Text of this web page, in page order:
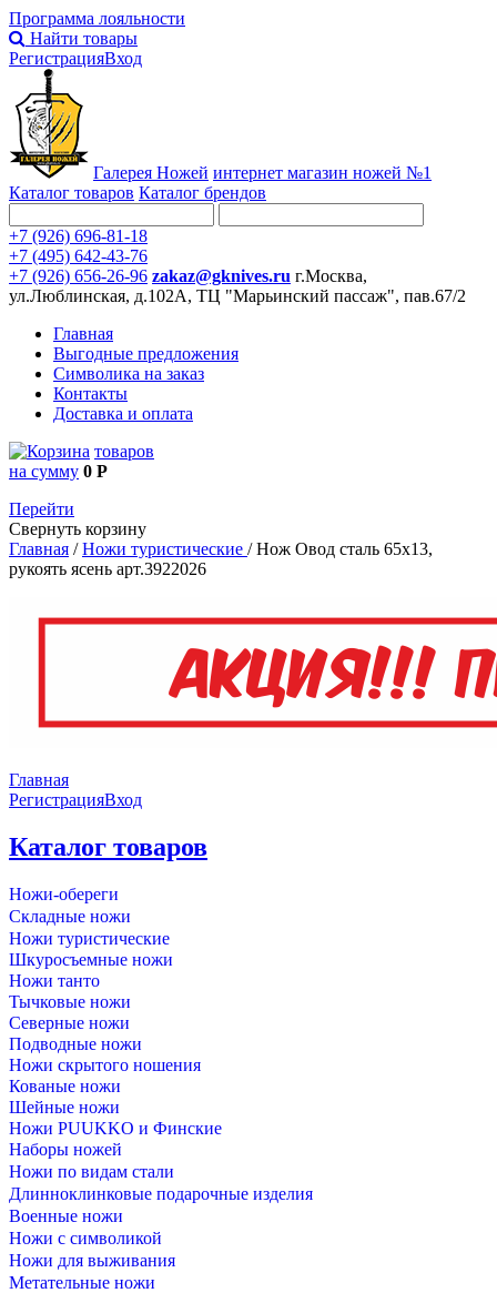
Программа лояльности
Найти товары
РегистрацияВход
Галерея Ножей интернет магазин ножей №1
Каталог товаров Каталог брендов
+7 (926) 696-81-18
+7 (495) 642-43-76
+7 (926) 656-26-96 zakaz@gknives.ru г.Москва,
ул.Люблинская, д.102А, ТЦ "Марьинский пассаж", пав.67/2
Главная
Выгодные предложения
Символика на заказ
Контакты
Доставка и оплата
товаров
на сумму 0 Р
Перейти
Свернуть корзину
Главная /Ножи туристические /Нож Овод сталь 65х13,
рукоять ясень арт.3922026
Главная
РегистрацияВход
Каталог товаров
Ножи-обереги
Складные ножи
Ножи туристические
Шкуросъемные ножи
Ножи танто
Тычковые ножи
Северные ножи
Подводные ножи
Ножи скрытого ношения
Кованые ножи
Шейные ножи
Ножи PUUKKO и Финские
Наборы ножей
Ножи по видам стали
Длинноклинковые подарочные изделия
Военные ножи
Ножи с символикой
Ножи для выживания
Метательные ножи